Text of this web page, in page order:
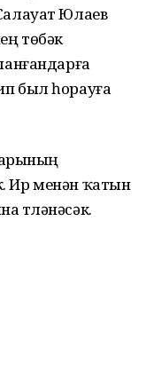
Юлаев
төбәк
был һорауға
Ир менән ҡатын
түләнәсәк.